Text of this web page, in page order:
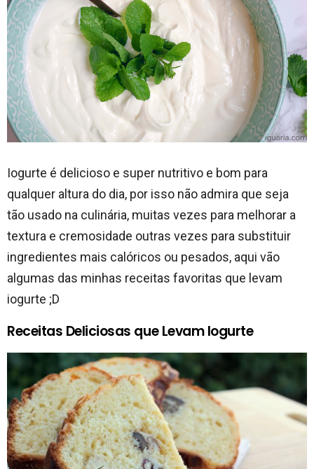
Iogurte é delicioso e super nutritivo e bom para
qualquer altura do dia, por isso não admira que seja
tão usado na culinária, muitas vezes para melhorar a
textura e cremosidade outras vezes para substituir
ingredientes mais calóricos ou pesados, aqui vão
algumas das minhas receitas favoritas que levam
iogurte ;D
Receitas Deliciosas que Levam Iogurte